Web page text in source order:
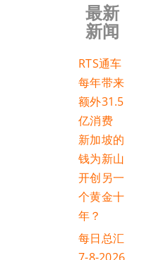
最新
新闻
RTS通车
每年带来
额外31.5
亿消费
新加坡的
钱为新山
开创另一
个黄金十
年？
每日总汇